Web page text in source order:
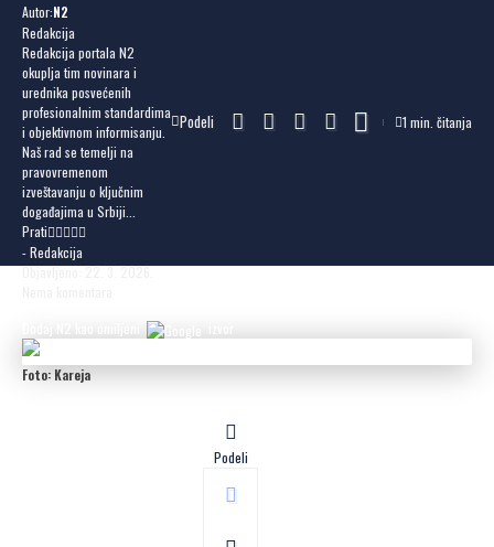
Autor:N2
Redakcija
Redakcija portala N2
okuplja tim novinara i
urednika posvećenih
profesionalnim standardima
i objektivnom informisanju.
Naš rad se temelji na
pravovremenom
izveštavanju o ključnim
događajima u Srbiji...
Prati
- Redakcija
Objavljeno: 22. 3. 2026.
Podeli 1 min. čitanja
Foto: Kareja
Podeli